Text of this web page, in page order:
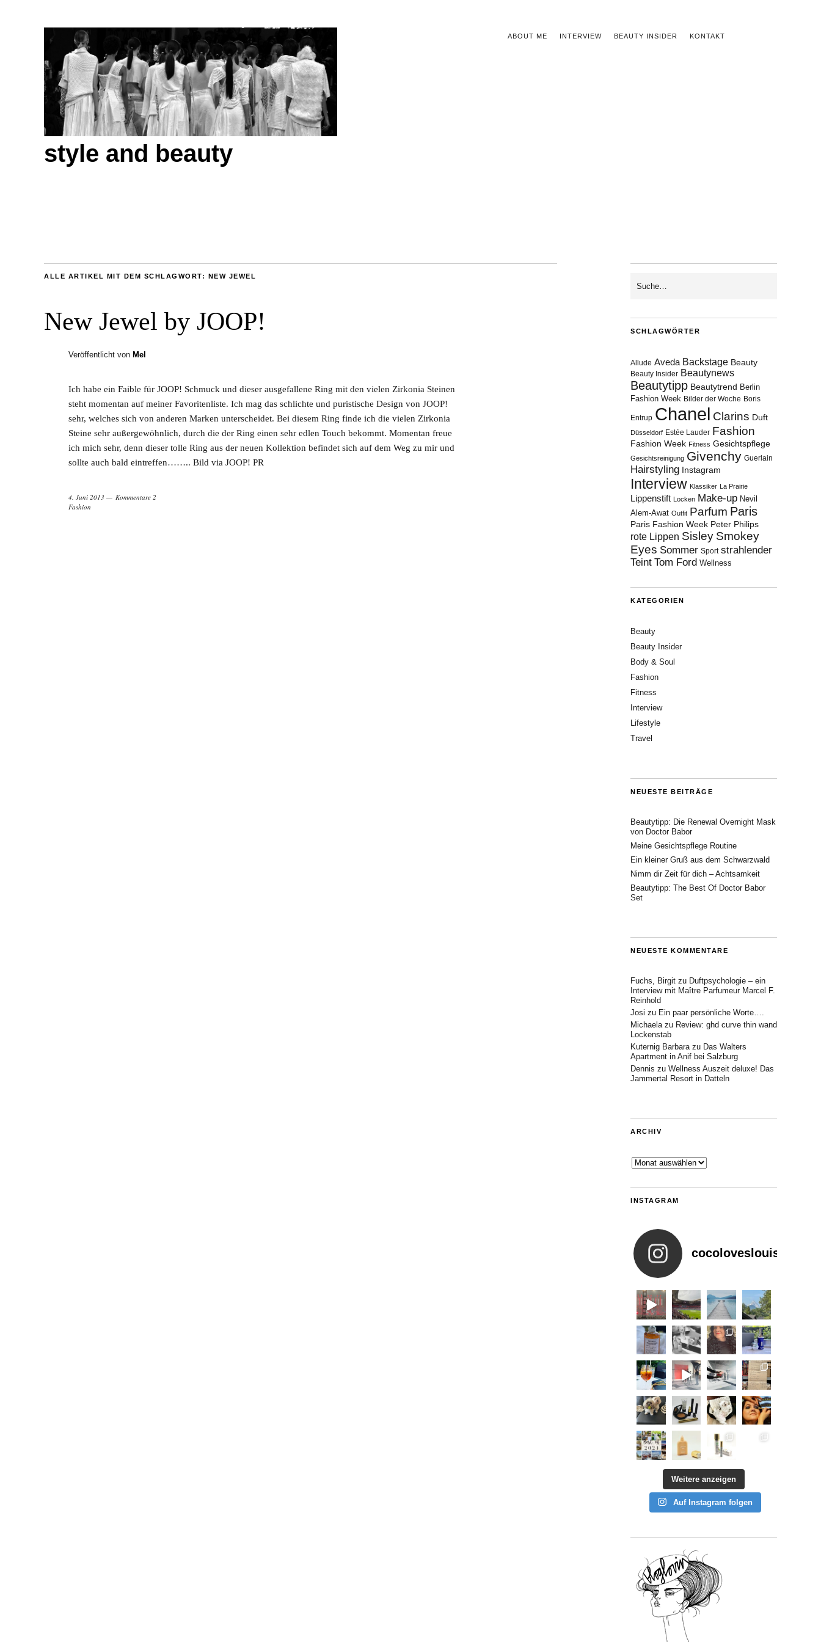
ABOUT ME INTERVIEW BEAUTY INSIDER KONTAKT
style and beauty
ALLE ARTIKEL MIT DEM SCHLAGWORT: NEW JEWEL
New Jewel by JOOP!
Veröffentlicht von Mel
Ich habe ein Faible für JOOP! Schmuck und dieser ausgefallene Ring mit den vielen Zirkonia Steinen
steht momentan auf meiner Favoritenliste. Ich mag das schlichte und puristische Design von JOOP!
sehr, welches sich von anderen Marken unterscheidet. Bei diesem Ring finde ich die vielen Zirkonia
Steine sehr außergewöhnlich, durch die der Ring einen sehr edlen Touch bekommt. Momentan freue
ich mich sehr, denn dieser tolle Ring aus der neuen Kollektion befindet sich auf dem Weg zu mir und
sollte auch bald eintreffen…….. Bild via JOOP! PR
4. Juni 2013
Kommentare 2
Fashion
SCHLAGWÖRTER
Allude Aveda Backstage Beauty
Beauty Insider Beautynews
Beautytipp Beautytrend Berlin
Fashion Week Bilder der Woche Boris
Entrup Chanel Clarins Duft
Düsseldorf Estée Lauder Fashion
Fashion Week Fitness Gesichtspflege
Gesichtsreinigung Givenchy Guerlain
Hairstyling Instagram
Interview Klassiker La Prairie
Lippenstift Locken Make-up Nevil
Alem-Awat Outfit Parfum Paris
Paris Fashion Week Peter Philips
rote Lippen Sisley Smokey
Eyes Sommer Sport strahlender
Teint Tom Ford Wellness
KATEGORIEN
Beauty
Beauty Insider
Body & Soul
Fashion
Fitness
Interview
Lifestyle
Travel
NEUESTE BEITRÄGE
Beautytipp: Die Renewal Overnight Mask
von Doctor Babor
Meine Gesichtspflege Routine
Ein kleiner Gruß aus dem Schwarzwald
Nimm dir Zeit für dich – Achtsamkeit
Beautytipp: The Best Of Doctor Babor
Set
NEUESTE KOMMENTARE
Fuchs, Birgit zu Duftpsychologie – ein
Interview mit Maître Parfumeur Marcel F.
Reinhold
Josi zu Ein paar persönliche Worte….
Michaelazu Review: ghd curve thin wand
Lockenstab
Kuternig Barbarazu Das Walters
Apartment in Anif bei Salzburg
Dennis zu Wellness Auszeit deluxe! Das
Jammertal Resort in Datteln
ARCHIV
Archiv
INSTAGRAM
cocoloveslouis
Weitere anzeigen
Auf Instagram folgen